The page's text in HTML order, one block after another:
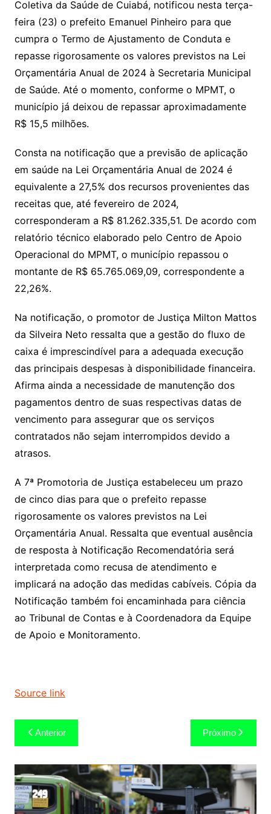
n
k
p
p
m
n
Cl
a
s
sr
o
o
a
g
e
k.
c
o
m
e o
M
ai
l
d
s
Coletiva da Saúde de Cuiabá, notificou nesta terça-
feira (23) o prefeito Emanuel Pinheiro para que
cumpra o Termo de Ajustamento de Conduta e
repasse rigorosamente os valores previstos na Lei
Orçamentária Anual de 2024 à Secretaria Municipal
de Saúde. Até o momento, conforme o MPMT, o
município já deixou de repassar aproximadamente
R$ 15,5 milhões.
Consta na notificação que a previsão de aplicação
em saúde na Lei Orçamentária Anual de 2024 é
equivalente a 27,5% dos recursos provenientes das
receitas que, até fevereiro de 2024,
corresponderam a R$ 81.262.335,51. De acordo com
relatório técnico elaborado pelo Centro de Apoio
Operacional do MPMT, o município repassou o
montante de R$ 65.765.069,09, correspondente a
22,26%.
Na notificação, o promotor de Justiça Milton Mattos
da Silveira Neto ressalta que a gestão do fluxo de
caixa é imprescindível para a adequada execução
das principais despesas à disponibilidade financeira.
Afirma ainda a necessidade de manutenção dos
pagamentos dentro de suas respectivas datas de
vencimento para assegurar que os serviços
contratados não sejam interrompidos devido a
atrasos.
A 7ª Promotoria de Justiça estabeleceu um prazo
de cinco dias para que o prefeito repasse
rigorosamente os valores previstos na Lei
Orçamentária Anual. Ressalta que eventual ausência
de resposta à Notificação Recomendatória será
interpretada como recusa de atendimento e
implicará na adoção das medidas cabíveis. Cópia da
Notificação também foi encaminhada para ciência
ao Tribunal de Contas e à Coordenadora da Equipe
de Apoio e Monitoramento.
Source link
Navegação
de
Post
Anterior Próximo